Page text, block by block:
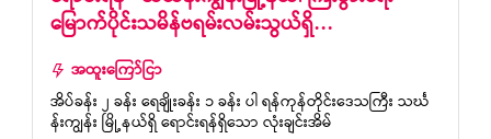
မြောက်ပိုင်းသမိန်ဗရမ်းလမ်းသွယ်ရှိ…
အထူးကြော်ငြာ
အိပ်ခန်း ၂ ခန်း ရေချိုးခန်း ၁ ခန်း ပါ ရန်ကုန်တိုင်းဒေသကြီး သင်္ဃ
န်းကျွန်း မြို့နယ်ရှိ ရောင်းရန်ရှိသော လုံးချင်းအိမ်